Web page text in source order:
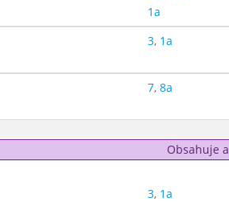
1a
3, 1a
7, 8a
Obsahuje
3, 1a